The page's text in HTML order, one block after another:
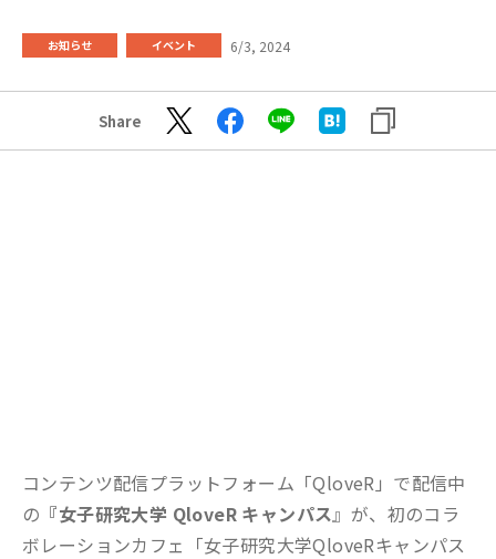
お知らせ イベント 6/3, 2024
Share
コンテンツ配信プラットフォーム「QloveR」で配信中
の 『女子研究大学 QloveR キャンパス』が、初のコラ
ボレーションカフェ「女子研究大学QloveRキャンパス